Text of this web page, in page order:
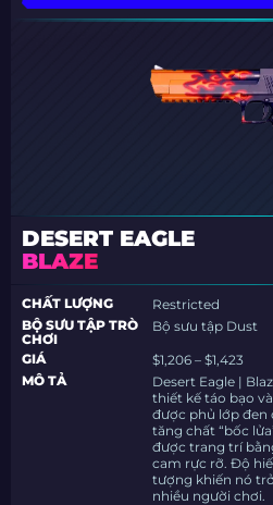
DESERT EAGLE
BLAZE
CHẤT LƯỢNG
Restricted
BỘ SƯU TẬP TRÒ
CHƠI
Bộ sưu tập Dust
GIÁ
$1,206 – $1,423
MÔ TẢ
Desert Eagle |
thiết kế táo bạo
được phủ lớp đen
tăng chất “bốc
được trang trí
cam rực rỡ. Độ
tượng khiến nó
nhiều người chơi.